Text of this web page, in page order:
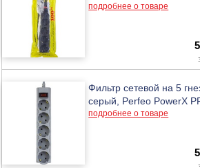
подробнее о товаре
Фильтр сетевой на 5
серый, Perfeo PowerX
подробнее о товаре